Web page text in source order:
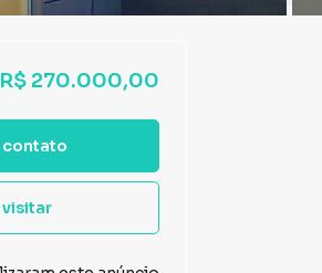
R$ 270.000,00